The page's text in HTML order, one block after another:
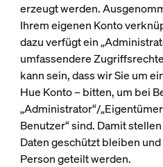
erzeugt werden.
Ihrem eigenen Konto
dazu verfügt ein
umfassendere
kann sein, dass wir Sie um
Hue Konto – bitten, um bei
„Administrator“/
Benutzer“ sind. Damit
Daten geschützt bleiben
Person geteilt werden.